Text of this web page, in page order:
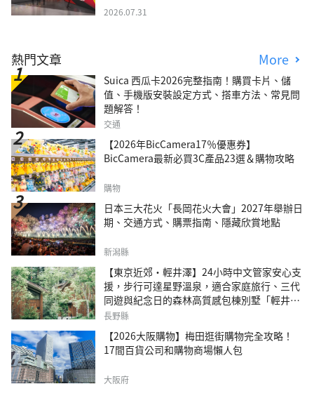
2026.07.31
熱門文章 More
Suica 西瓜卡2026完整指南！購買卡片、儲
值、手機版安裝設定方式、搭車方法、常見問
題解答！
交通
【2026年BicCamera17％優惠券】
BicCamera最新必買3C產品23選＆購物攻略
購物
日本三大花火「長岡花火大會」2027年舉辦日
期、交通方式、購票指南、隱藏欣賞地點
新潟縣
【東京近郊・輕井澤】24小時中文管家安心支
援，步行可達星野溫泉，適合家庭旅行、三代
同遊與紀念日的森林高質感包棟別墅「輕井澤
森四季VILLA」
長野縣
【2026大阪購物】梅田逛街購物完全攻略！
17間百貨公司和購物商場懶人包
大阪府